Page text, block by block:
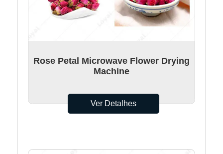
Rose Petal Microwave Flower Drying
Machine
Ver Detalhes